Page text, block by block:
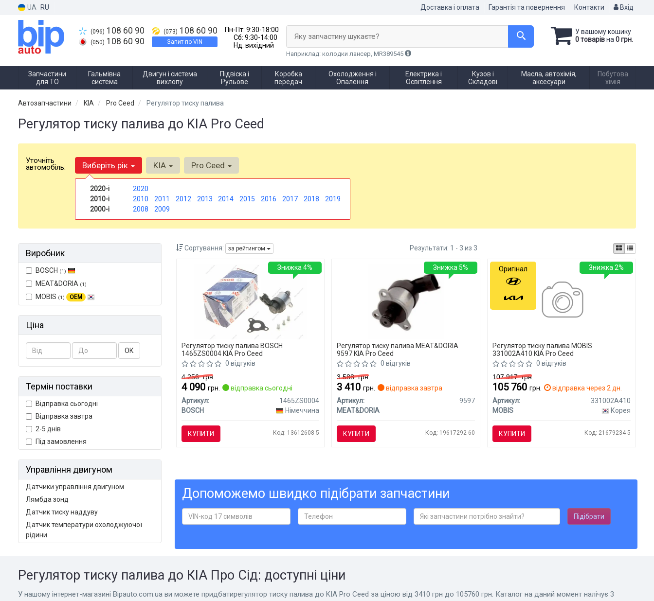
UA RU Доставка і оплата Гарантія та повернення Контакти Вхід
(096) 108 60 90
(050) 108 60 90
(073) 108 60 90
Запит по VIN
Пн-Пт: 9:30-18:00
Сб: 9:30-14:00
Нд: вихідний
У вашому кошику
0 товарівна 0 грн.
Яку запчастину шукаєте?
Наприклад: колодки лансер, MR389545
Запчастини
для ТО
Гальмівна
система
Двигун і система
вихлопу
Підвіска і
Рульове
Коробка
передач
Охолодження і
Опалення
Електрика і
Освітлення
Кузов і
Складові
Масла, автохімія,
аксесуари
Побутова
хімія
Автозапчастини KIA Pro Ceed Регулятор тиску палива
Регулятор тиску палива до KIA Pro Ceed
Уточніть
автомобіль: Виберіть рік
2020-і
2020
2010-і
2010 2011 2012 2013 2014 2015 2016 2017 2018
2019
2000-і
2008 2009
KIA Pro Ceed
Виробник
BOSCH (1)
MEAT&DORIA (1)
MOBIS (1) OEM
Ціна
ОК
Термін поставки
Відправка сьогодні
Відправка завтра
2-5 днів
Під замовлення
Управління двигуном
Датчики управління двигуном
Лямбда зонд
Датчик тиску наддуву
Датчик температури охолоджуючої
рідини
Сортування: за рейтингом Результати: 1 - 3 из 3
Регулятор тиску палива BOSCH
1465ZS0004 KIA Pro Ceed
0 відгуків
4 256грн.
4 090 грн.
відправка сьогодні
Артикул:
1465ZS0004
BOSCH
Німеччина
КУПИТИ Код: 13612608-5
Знижка 4%
Регулятор тиску палива MEAT&DORIA
9597 KIA Pro Ceed
0 відгуків
3 588грн.
3 410грн.
відправка завтра
Артикул:
9597
MEAT&DORIA
КУПИТИ Код: 19617292-60
Знижка 5%
Регулятор тиску палива MOBIS
331002A410 KIA Pro Ceed
0 відгуків
107 917грн.
105 760грн.
відправка через 2 дн.
Артикул:
331002A410
MOBIS
Корея
КУПИТИ Код: 21679234-5
Знижка 2%
Оригінал
Допоможемо швидко підібрати запчастини
Підібрати
Регулятор тиску палива до КІА Про Сід: доступні ціни
У нашому інтернет-магазині Bіpauto.com.ua ви можете придбатирегулятор тиску палива до KIA Pro Ceed за ціною від 3410 грн до 105760 грн. Каталог на даний момент налічує 3